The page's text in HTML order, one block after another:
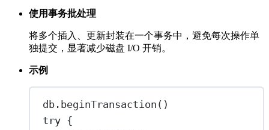
使用事务批处理
将多个插入、更新封装在一个事务中，避免每次操作单
独提交，显著减少磁盘 I/O 开销。
示例
db. beginTransaction ()
try {